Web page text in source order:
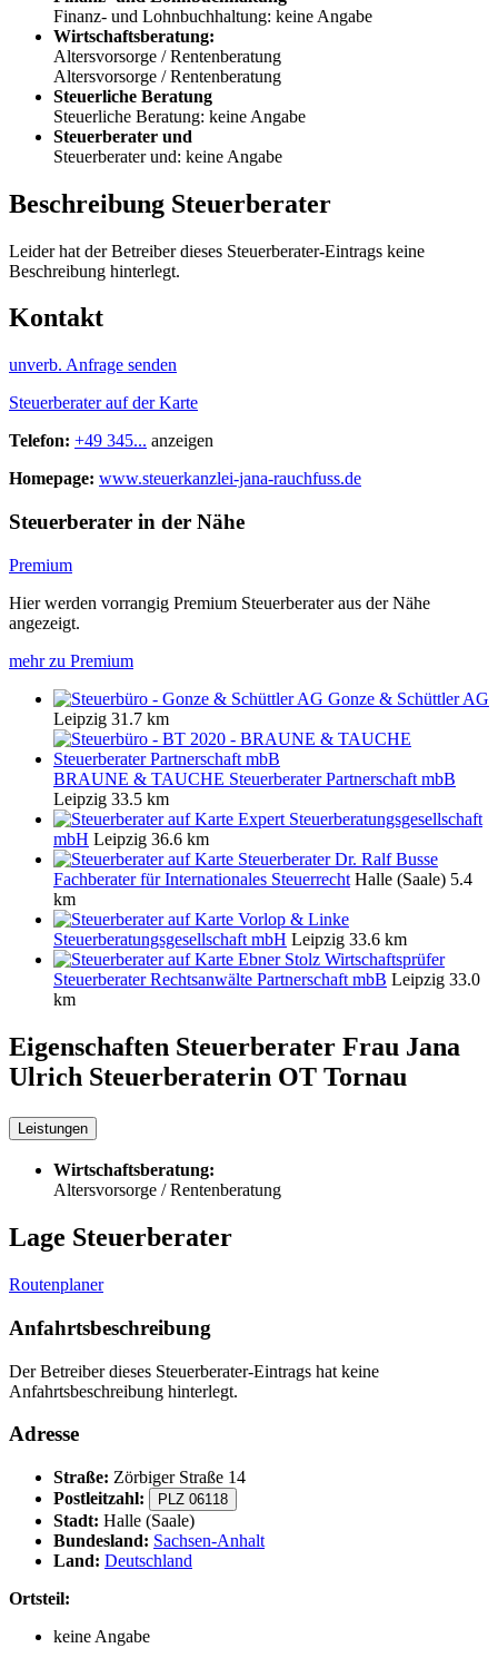
Finanz- und Lohnbuchhaltung: keine Angabe
Wirtschaftsberatung:
Altersvorsorge / Rentenberatung
Altersvorsorge / Rentenberatung
Steuerliche Beratung
Steuerliche Beratung: keine Angabe
Steuerberater und
Steuerberater und: keine Angabe
Beschreibung Steuerberater
Leider hat der Betreiber dieses Steuerberater-Eintrags keine
Beschreibung hinterlegt.
Kontakt
unverb. Anfrage senden
Steuerberater auf der Karte
Telefon: +49 345... anzeigen
Homepage: www.steuerkanzlei-jana-rauchfuss.de
Steuerberater in der Nähe
Premium
Hier werden vorrangig Premium Steuerberater aus der Nähe
angezeigt.
mehr zu Premium
Gonze & Schüttler AG
Leipzig 31.7 km
BRAUNE & TAUCHE Steuerberater Partnerschaft mbB
Leipzig 33.5 km
Expert Steuerberatungsgesellschaft
mbH Leipzig 36.6 km
Steuerberater Dr. Ralf Busse
Fachberater für Internationales Steuerrecht Halle (Saale) 5.4
km
Vorlop & Linke
Steuerberatungsgesellschaft mbH Leipzig 33.6 km
Ebner Stolz Wirtschaftsprüfer
Steuerberater Rechtsanwälte Partnerschaft mbB Leipzig 33.0
km
Eigenschaften Steuerberater Frau Jana
Ulrich Steuerberaterin OT Tornau
Leistungen
Wirtschaftsberatung:
Altersvorsorge / Rentenberatung
Lage Steuerberater
Routenplaner
Anfahrtsbeschreibung
Der Betreiber dieses Steuerberater-Eintrags hat keine
Anfahrtsbeschreibung hinterlegt.
Adresse
Straße: Zörbiger Straße 14
Postleitzahl:
PLZ 06118
Stadt: Halle (Saale)
Bundesland: Sachsen-Anhalt
Land: Deutschland
Ortsteil:
keine Angabe